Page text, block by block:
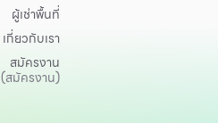
ผู้เช่าพื้นที่
เกี่ยวกับเรา
สมัครงาน
สมัครงาน)